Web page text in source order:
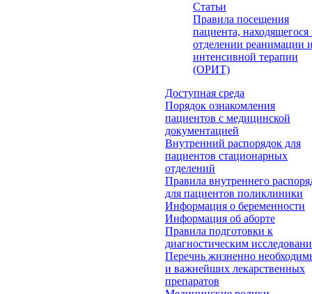
Статьи
Правила посещения
пациента, находящегося
отделении реанимации и
интенсивной терапии
(ОРИТ)
Доступная среда
Порядок ознакомления
пациентов с медицинской
документацией
Внутренний распорядок для
пациентов стационарных
отделений
Правила внутреннего
для пациентов поликлиники
Информация о беременности
Информация об аборте
Правила подготовки к
диагностическим
Перечнь жизненно
и важнейших лекарственных
препаратов